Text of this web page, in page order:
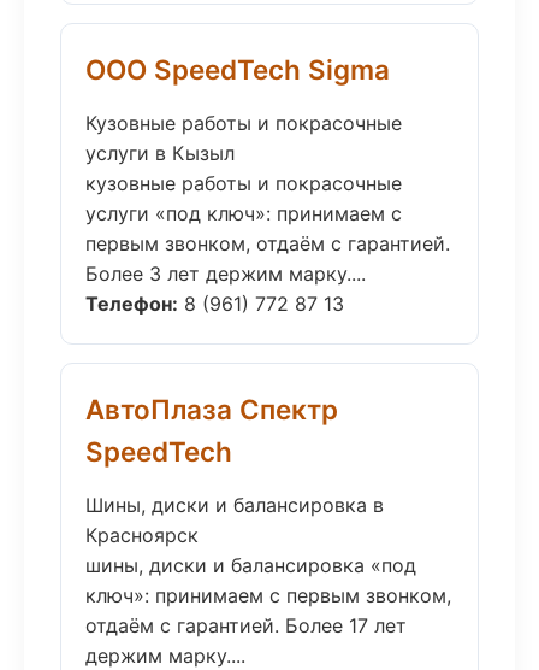
ООО SpeedTech Sigma
Кузовные работы и покрасочные
услуги в Кызыл
кузовные работы и покрасочные
услуги «под ключ»: принимаем с
первым звонком, отдаём с гарантией.
Более 3 лет держим марку....
Телефон: 8 (961) 772 87 13
АвтоПлаза Спектр
SpeedTech
Шины, диски и балансировка в
Красноярск
шины, диски и балансировка «под
ключ»: принимаем с первым звонком,
отдаём с гарантией. Более 17 лет
держим марку....